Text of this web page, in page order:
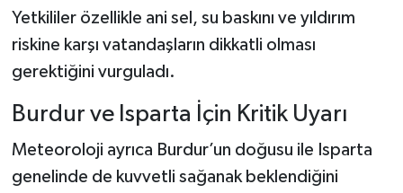
Yetkililer özellikle ani sel, su baskını ve yıldırım
riskine karşı vatandaşların dikkatli olması
gerektiğini vurguladı.
Burdur ve Isparta İçin Kritik Uyarı
Meteoroloji ayrıca Burdur’un doğusu ile Isparta
genelinde de kuvvetli sağanak beklendiğini